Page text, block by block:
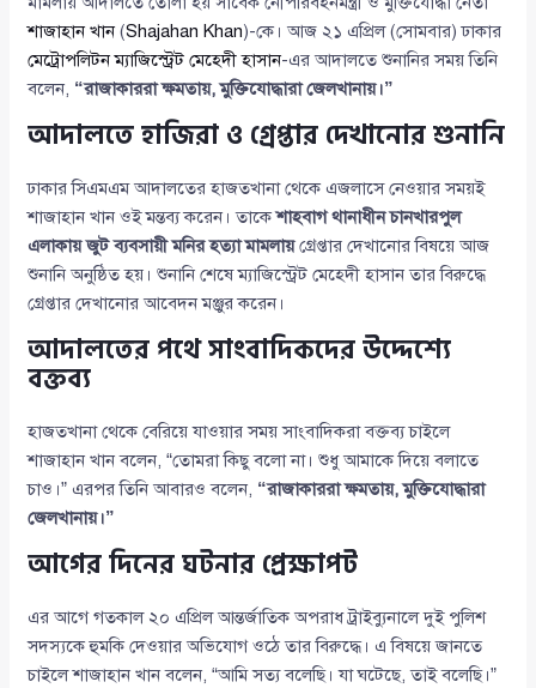
শাজাহান খান(Shajahan Khan)-কে। আজ ২১ এপ্রিল (সোমবার) ঢাকার
মেট্রোপলিটন ম্যাজিস্ট্রেট মেহেদী হাসান-এর আদালতে শুনানির সময় তিনি
বলেন, “রাজাকাররা ক্ষমতায়, মুক্তিযোদ্ধারা জেলখানায়।”
আদালতে হাজিরা ও গ্রেপ্তার দেখানোর শুনানি
ঢাকার সিএমএম আদালতের হাজতখানা থেকে এজলাসে নেওয়ার সময়ই
শাজাহান খান ওই মন্তব্য করেন। তাকেশাহবাগ থানাধীন চানখারপুল
এলাকায় জুট ব্যবসায়ী মনির হত্যা মামলায়গ্রেপ্তার দেখানোর বিষয়ে আজ
শুনানি অনুষ্ঠিত হয়। শুনানি শেষে ম্যাজিস্ট্রেট মেহেদী হাসান তার বিরুদ্ধে
গ্রেপ্তার দেখানোর আবেদন মঞ্জুর করেন।
আদালতের পথে সাংবাদিকদের উদ্দেশ্যে
বক্তব্য
হাজতখানা থেকে বেরিয়ে যাওয়ার সময় সাংবাদিকরা বক্তব্য চাইলে
শাজাহান খান বলেন, “তোমরা কিছু বলো না। শুধু আমাকে দিয়ে বলাতে
চাও।” এরপর তিনি আবারও বলেন, “রাজাকাররা ক্ষমতায়, মুক্তিযোদ্ধারা
জেলখানায়।”
আগের দিনের ঘটনার প্রেক্ষাপট
এর আগে গতকাল ২০ এপ্রিল আন্তর্জাতিক অপরাধ ট্রাইব্যুনালে দুই পুলিশ
সদস্যকে হুমকি দেওয়ার অভিযোগ ওঠে তার বিরুদ্ধে। এ বিষয়ে জানতে
চাইলে শাজাহান খান বলেন, “আমি সত্য বলেছি। যা ঘটেছে, তাই বলেছি।”